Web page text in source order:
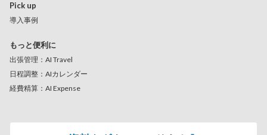
Pick up
導入事例
もっと便利に
出張管理：AI Travel
日程調整：AIカレンダー
経費精算：AI Expense